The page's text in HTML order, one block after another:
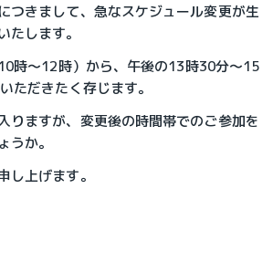
つきまして、急なスケジュール変更が生
たします。
時～12時）から、午後の13時30分～15
ただきたく存じます。
りますが、変更後の時間帯でのご参加を
うか。
し上げます。